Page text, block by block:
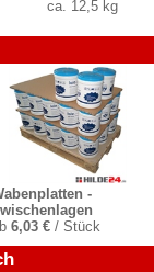
ca. 12,5 kg
-
6,03 € / Stück